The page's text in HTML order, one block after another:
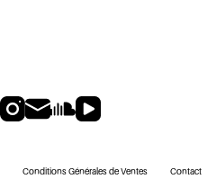
Conditions Générales de Ventes Contact